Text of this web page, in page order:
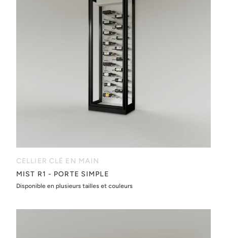
CELLIER CLÉ EN MAIN
MIST R1 - PORTE SIMPLE
Disponible en plusieurs tailles et couleurs